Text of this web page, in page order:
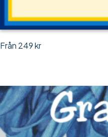
Från 249kr